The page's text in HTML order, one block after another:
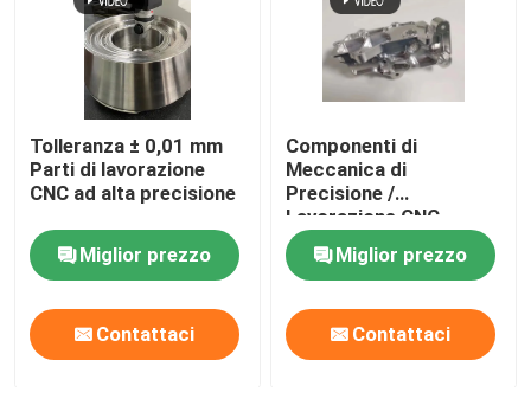
Servizi di estrazione di alluminio
Servizi di Wire EDM
Servizi di trattamento superficiale
Servizio di assemblaggio meccanico
Tolleranza ± 0,01 mm
Parti di lavorazione
CNC ad alta precisione
Miglior prezzo
Contattaci
Componenti di
Meccanica di
Precisione /
Lavorazione CNC
Miglior prezzo
Contattaci